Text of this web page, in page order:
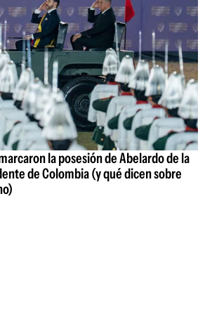
la posesión de Abelardo de la
de Colombia (y qué dicen sobre